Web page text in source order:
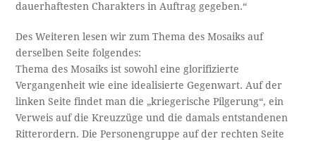
dauerhaftesten Charakters in Auftrag gegeben.“
Des Weiteren lesen wir zum Thema des Mosaiks auf
derselben Seite folgendes:
Thema des Mosaiks ist sowohl eine glorifizierte
Vergangenheit wie eine idealisierte Gegenwart. Auf der
linken Seite findet man die „kriegerische Pilgerung“, ein
Verweis auf die Kreuzzüge und die damals entstandenen
Ritterordern. Die Personengruppe auf der rechten Seite